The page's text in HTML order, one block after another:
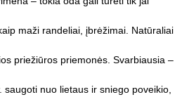
maži randeliai, įbrėžimai. Natūraliai
priežiūros priemonės. Svarbiausia –
nuo lietaus ir sniego poveikio,